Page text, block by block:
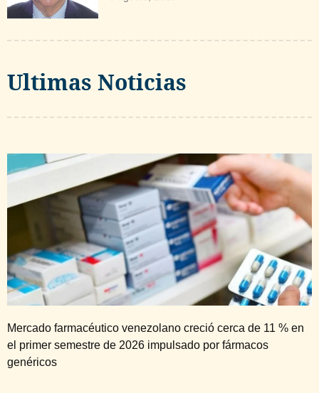
Ultimas Noticias
Mercado farmacéutico venezolano creció cerca de 11 % en
el primer semestre de 2026 impulsado por fármacos
genéricos